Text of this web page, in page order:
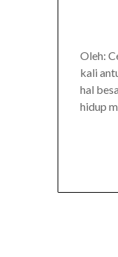
Oleh:
kali
hal
hidup